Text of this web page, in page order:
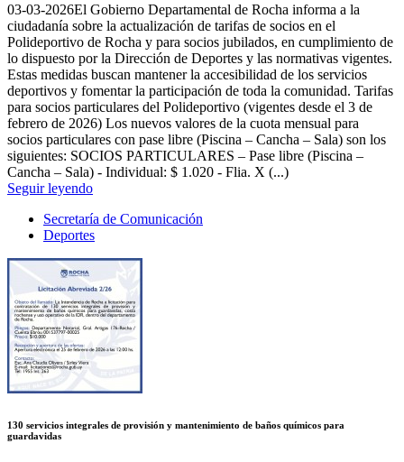
03-03-2026El Gobierno Departamental de Rocha informa a la
ciudadanía sobre la actualización de tarifas de socios en el
Polideportivo de Rocha y para socios jubilados, en cumplimiento de
lo dispuesto por la Dirección de Deportes y las normativas vigentes.
Estas medidas buscan mantener la accesibilidad de los servicios
deportivos y fomentar la participación de toda la comunidad. Tarifas
para socios particulares del Polideportivo (vigentes desde el 3 de
febrero de 2026) Los nuevos valores de la cuota mensual para
socios particulares con pase libre (Piscina – Cancha – Sala) son los
siguientes: SOCIOS PARTICULARES – Pase libre (Piscina –
Cancha – Sala) - Individual: $ 1.020 - Flia. X (...)
Seguir leyendo
Secretaría de Comunicación
Deportes
130 servicios integrales de provisión y mantenimiento de baños químicos para
guardavidas